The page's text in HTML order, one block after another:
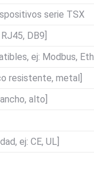
serie TSX
DB9]
ej: Modbus,
resistente, metal]
alto]
ej: CE, UL]